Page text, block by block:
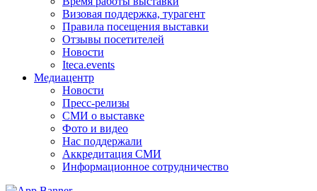
Визовая поддержка, турагент
Правила посещения выставки
Отзывы посетителей
Новости
Iteca.events
Медиацентр
Новости
Пресс-релизы
СМИ о выставке
Фото и видео
Нас поддержали
Аккредитация СМИ
Информационное сотрудничество